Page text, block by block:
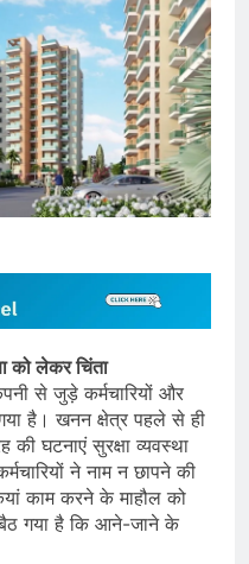
को लेकर चिंता
से जुड़े कर्मचारियों और
है। खनन क्षेत्र पहले से ही
घटनाएं सुरक्षा व्यवस्था
ने नाम न छापने की
काम करने के माहौल को
बैठ गया है कि आने-जाने के